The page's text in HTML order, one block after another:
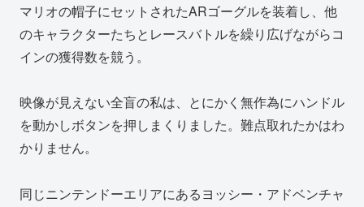
マリオの帽子にセットされたARゴーグルを装着し、他
のキャラクターたちとレースバトルを繰り広げながらコ
インの獲得数を競う。
映像が見えない全盲の私は、とにかく無作為にハンドル
を動かしボタンを押しまくりました。難点取れたかはわ
かりません。
同じニンテンドーエリアにあるヨッシー・アドベンチャ